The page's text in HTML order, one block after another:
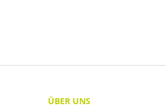
ÜBER UNS